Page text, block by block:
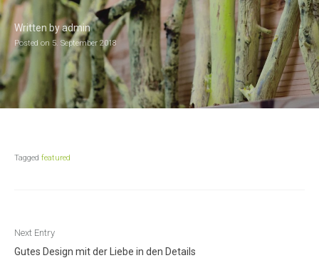
Written byadmin
Posted on 5. September 2018
Tagged featured
Beitragsnavigation
Next Entry
Gutes Design mit der Liebe in den Details